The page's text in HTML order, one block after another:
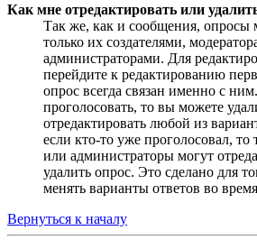
Как мне отредактировать или
Так же, как и сообщения, опросы
только их создателями,
администраторами. Для
перейдите к редактированию
опрос всегда связан именно с
проголосовать, то вы можете
отредактировать любой из
если кто-то уже проголосовал, то
или администраторы могут
удалить опрос. Это сделано для
менять варианты ответов во
Вернуться к началу